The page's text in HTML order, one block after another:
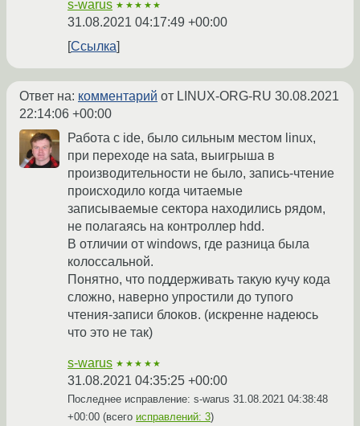
s-warus ★★★★★
31.08.2021 04:17:49 +00:00
Ссылка
Ответ на: комментарий от LINUX-ORG-RU 30.08.2021
22:14:06 +00:00
Работа с ide, было сильным местом linux,
при переходе на sata, выигрыша в
производительности не было, запись-чтение
происходило когда читаемые
записываемые сектора находились рядом,
не полагаясь на контроллер hdd.
В отличии от windows, где разница была
колоссальной.
Понятно, что поддерживать такую кучу кода
сложно, наверно упростили до тупого
чтения-записи блоков. (искренне надеюсь
что это не так)
s-warus ★★★★★
31.08.2021 04:35:25 +00:00
Последнее исправление: s-warus 31.08.2021 04:38:48
+00:00 (всего исправлений: 3)